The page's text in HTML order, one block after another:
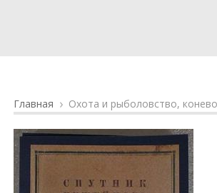
Главная Охота и рыболовство,